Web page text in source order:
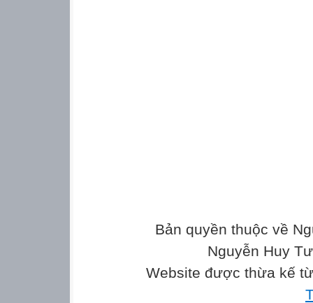
Bản quyền thuộc về
Nguyễn Huy
Website được thừa kế